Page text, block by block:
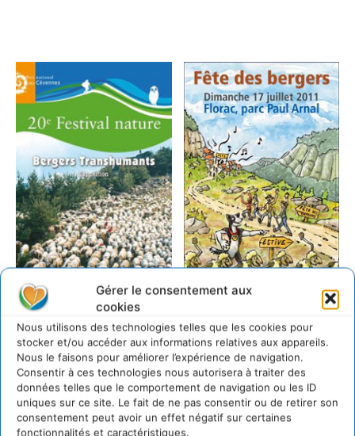
Gérer le consentement aux
cookies
Nous utilisons des technologies telles que les cookies pour
stocker et/ou accéder aux informations relatives aux appareils.
Nous le faisons pour améliorer l’expérience de navigation.
Consentir à ces technologies nous autorisera à traiter des
données telles que le comportement de navigation ou les ID
uniques sur ce site. Le fait de ne pas consentir ou de retirer son
consentement peut avoir un effet négatif sur certaines
fonctionnalités et caractéristiques.